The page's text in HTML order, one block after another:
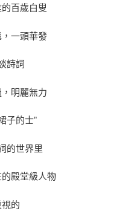
百歲白叟
一頭華發
詩詞
明麗無力
子的士”
的世界里
殿堂級人物
的